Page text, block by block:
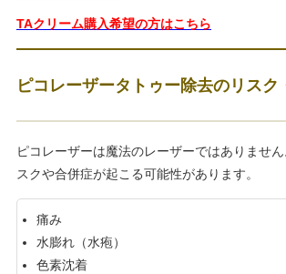
TAクリーム購入希望の方はこちら
ピコレーザータトゥー除去のリスク
ピコレーザーは魔法のレーザーではありませ
スクや合併症が起こる可能性があります。
痛み
水膨れ（水疱）
色素沈着